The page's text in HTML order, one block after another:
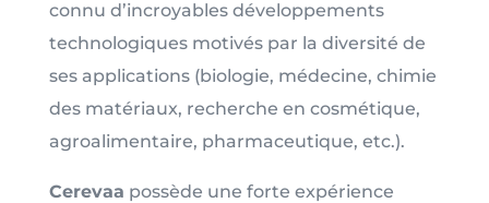
connu d’incroyables développements
technologiques motivés par la diversité de
ses applications (biologie, médecine, chimie
des matériaux, recherche en cosmétique,
agroalimentaire, pharmaceutique, etc.).
Cerevaa possède une forte expérience